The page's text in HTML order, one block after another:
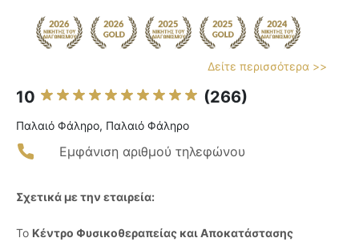
Δείτε περισσότερα >>
10 (266)
Παλαιό Φάληρο, Παλαιό Φάληρο
Εμφάνιση αριθμού τηλεφώνου
Σχετικά με την εταιρεία:
Το Κέντρο Φυσικοθεραπείας και Αποκατάστασης